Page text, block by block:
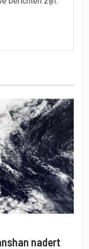
nadert